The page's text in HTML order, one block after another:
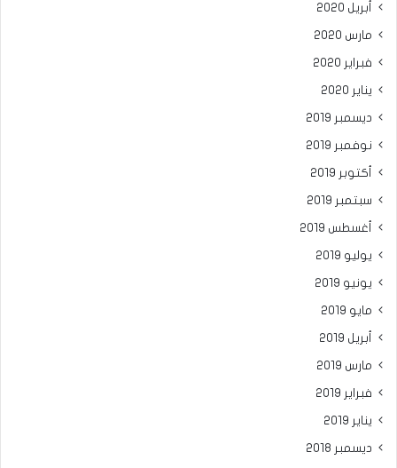
أبريل 2020
مارس 2020
فبراير 2020
يناير 2020
ديسمبر 2019
نوفمبر 2019
أكتوبر 2019
سبتمبر 2019
أغسطس 2019
يوليو 2019
يونيو 2019
مايو 2019
أبريل 2019
مارس 2019
فبراير 2019
يناير 2019
ديسمبر 2018